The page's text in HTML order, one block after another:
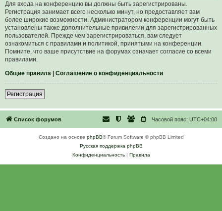
Для входа на конференцию вы должны быть зарегистрированы.
Регистрация занимает всего несколько минут, но предоставляет вам
более широкие возможности. Администратором конференции могут быть
установлены также дополнительные привилегии для зарегистрированных
пользователей. Прежде чем зарегистрироваться, вам следует
ознакомиться с правилами и политикой, принятыми на конференции.
Помните, что ваше присутствие на форумах означает согласие со всеми
правилами.
Общие правила
Соглашение о конфиденциальности
Регистрация
Список форумов Часовой пояс: UTC+04:00
Создано на основе phpBB® Forum Software © phpBB Limited
Русская поддержка phpBB
Конфиденциальность| Правила